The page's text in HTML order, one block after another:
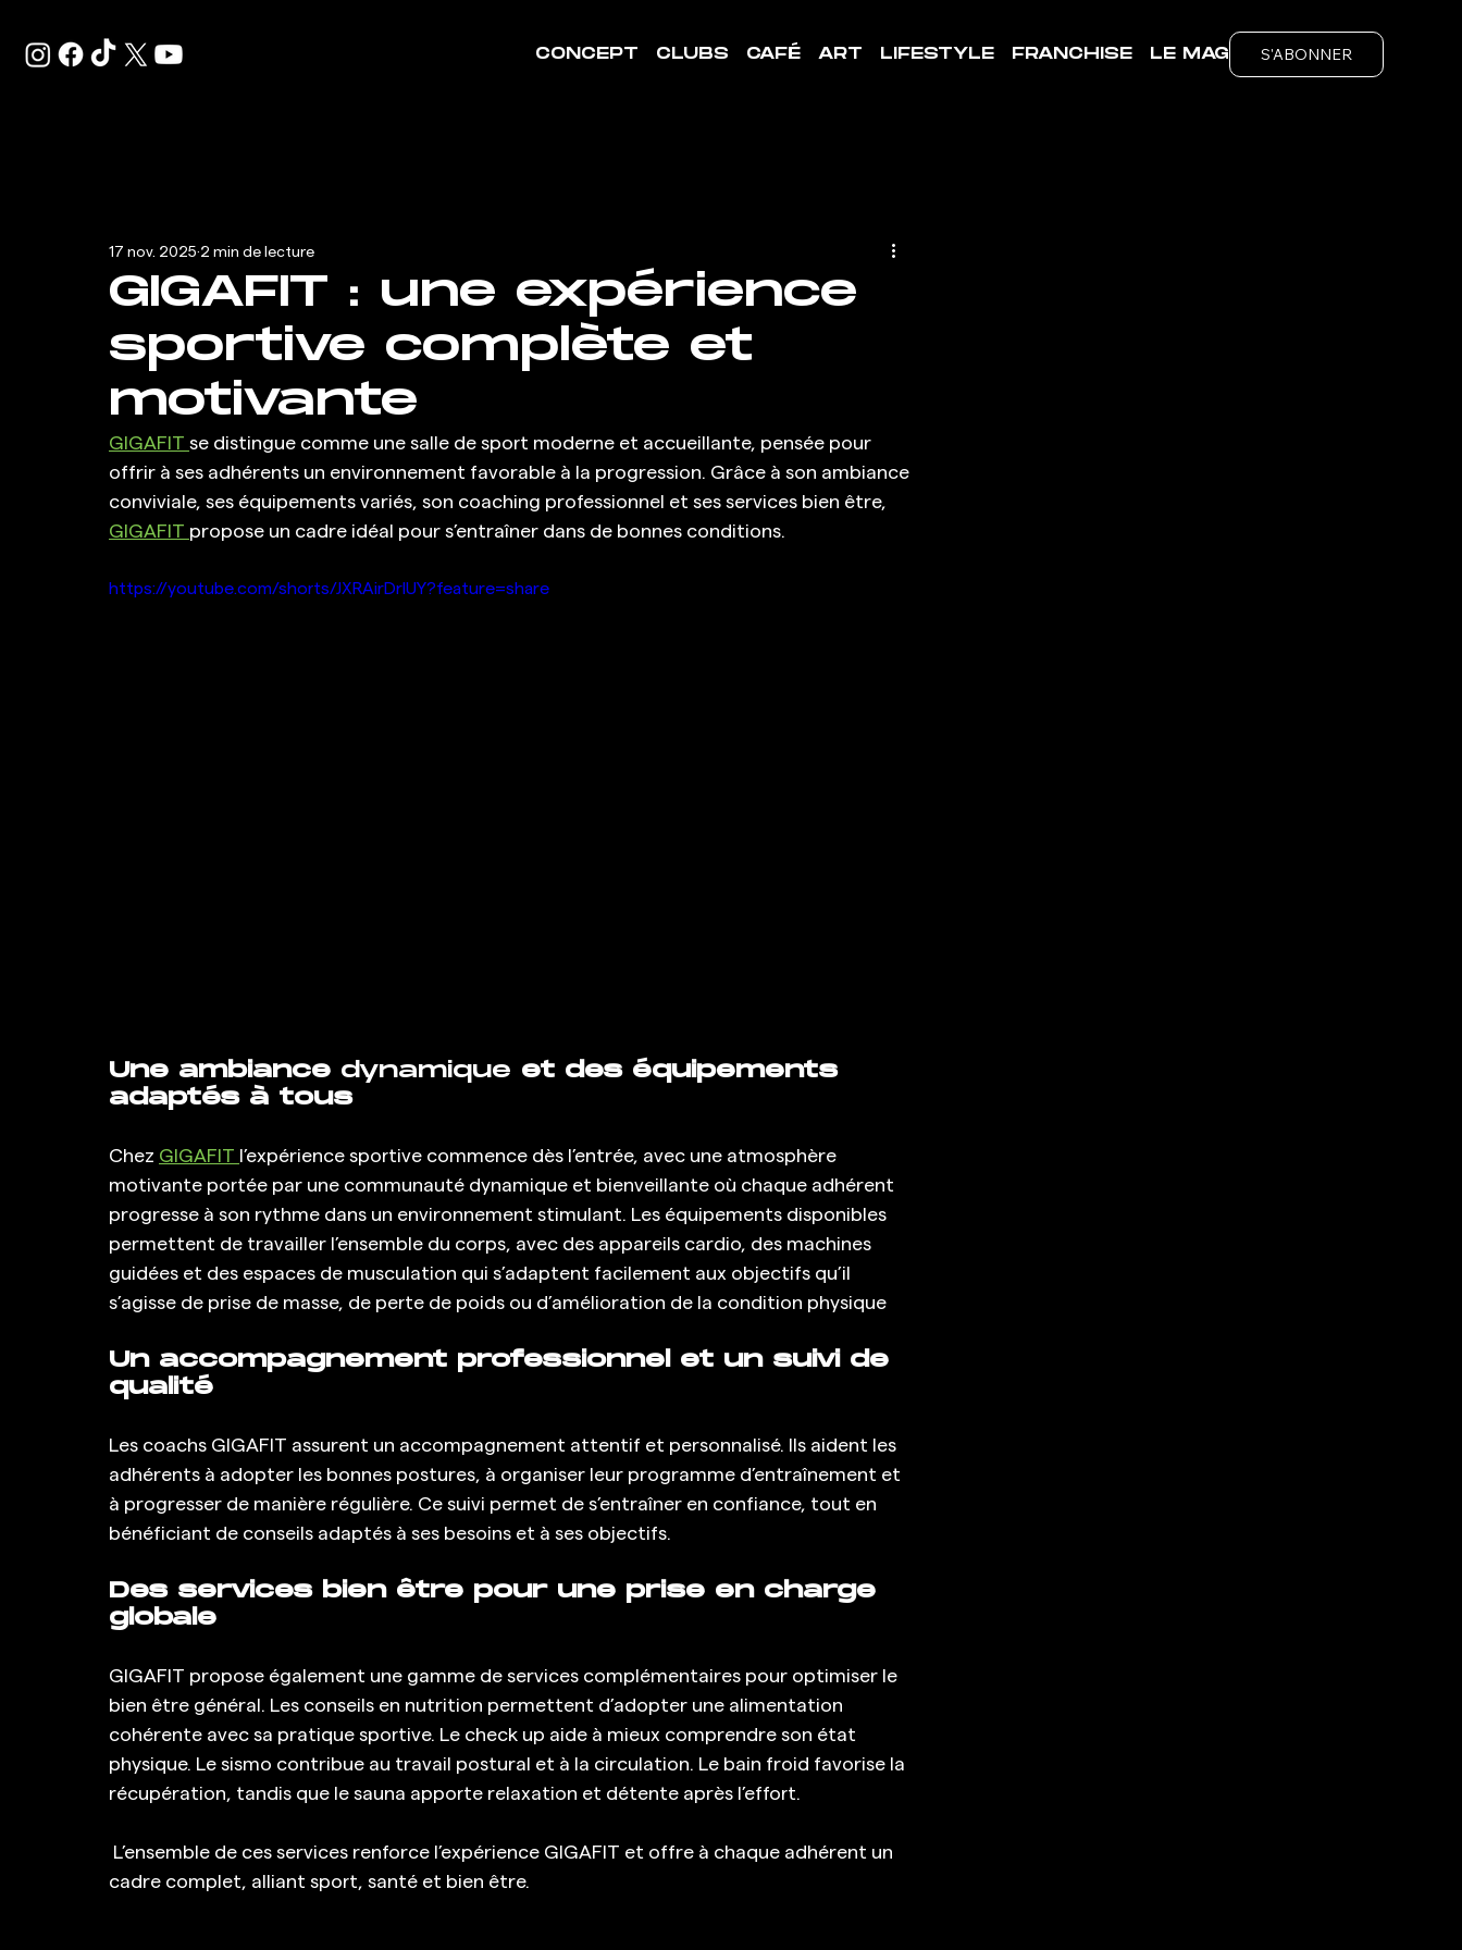
CONCEPT CLUBS CAFÉ ART LIFESTYLE FRANCHISE LE MAG S'ABONNER
GIGAFIT : une expérience
sportive complète et
motivante
17 nov. 2025 2 min de lecture
GIGAFIT se distingue comme une salle de sport moderne et accueillante, pensée pour
offrir à ses adhérents un environnement favorable à la progression. Grâce à son ambiance
conviviale, ses équipements variés, son coaching professionnel et ses services bien être,
GIGAFIT propose un cadre idéal pour s’entraîner dans de bonnes conditions.
https://youtube.com/shorts/JXRAirDrlUY?feature=share
Une ambiance dynamique et des équipements
adaptés à tous
Chez GIGAFIT l’expérience sportive commence dès l’entrée, avec une atmosphère
motivante portée par une communauté dynamique et bienveillante où chaque adhérent
progresse à son rythme dans un environnement stimulant. Les équipements disponibles
permettent de travailler l’ensemble du corps, avec des appareils cardio, des machines
guidées et des espaces de musculation qui s’adaptent facilement aux objectifs qu’il
s’agisse de prise de masse, de perte de poids ou d’amélioration de la condition physique
Un accompagnement professionnel et un suivi de
qualité
Les coachs GIGAFIT assurent un accompagnement attentif et personnalisé. Ils aident les
adhérents à adopter les bonnes postures, à organiser leur programme d’entraînement et
à progresser de manière régulière. Ce suivi permet de s’entraîner en confiance, tout en
bénéficiant de conseils adaptés à ses besoins et à ses objectifs.
Des services bien être pour une prise en charge
globale
GIGAFIT propose également une gamme de services complémentaires pour optimiser le
bien être général. Les conseils en nutrition permettent d’adopter une alimentation
cohérente avec sa pratique sportive. Le check up aide à mieux comprendre son état
physique. Le sismo contribue au travail postural et à la circulation. Le bain froid favorise la
récupération, tandis que le sauna apporte relaxation et détente après l’effort.
cadre complet, alliant sport, santé et bien être.